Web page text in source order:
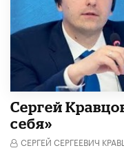
Сергей
себя»
СЕРГЕЙ СЕРГЕЕВИЧ